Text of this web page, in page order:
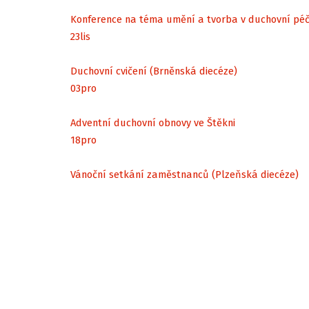
Konference na téma umění a tvorba v duchovní
23lis
Duchovní cvičení (Brněnská diecéze)
03pro
Adventní duchovní obnovy ve Štěkni
18pro
Vánoční setkání zaměstnanců (Plzeňská diecéze)